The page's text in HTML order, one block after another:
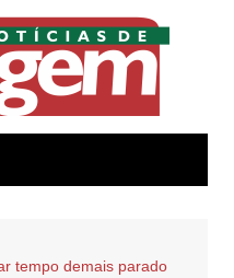
tempo demais parado